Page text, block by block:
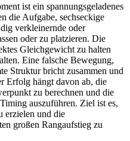
ist ein spannungsgeladenes
die Aufgabe, sechseckige
verkleinernde oder
oder zu platzieren. Die
Gleichgewicht zu halten
Eine falsche Bewegung,
Struktur bricht zusammen und
Erfolg hängt davon ab, die
zu berechnen und die
auszuführen. Ziel ist es,
erzielen und die
großen Rangaufstieg zu